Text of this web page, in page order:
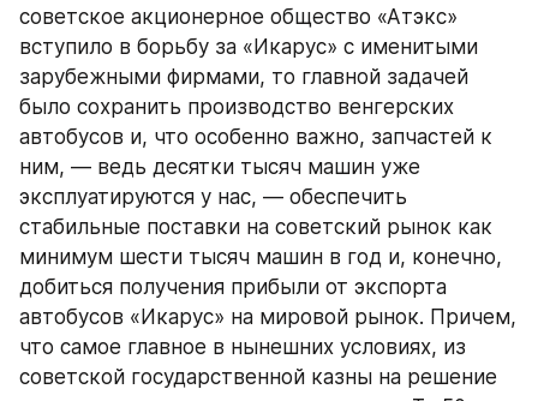
советское акционерное общество «Атэкс»
вступило в борьбу за «Икарус» с именитыми
зарубежными фирмами, то главной задачей
было сохранить производство венгерских
автобусов и, что особенно важно, запчастей к
ним, — ведь десятки тысяч машин уже
эксплуатируются у нас, — обеспечить
стабильные поставки на советский рынок как
минимум шести тысяч машин в год и, конечно,
добиться получения прибыли от экспорта
автобусов «Икарус» на мировой рынок. Причем,
что самое главное в нынешних условиях, из
советской государственной казны на решение